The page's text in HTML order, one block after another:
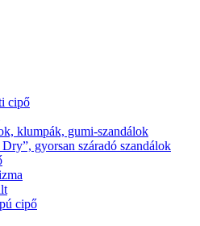
cipő
klumpák, gumi-szandálok
gyorsan száradó szandálok
cipő